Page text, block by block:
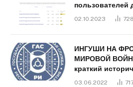
пользователей
02.10.2023 728
ИНГУШИ НА
МИРОВОЙ
краткий
03.06.2022